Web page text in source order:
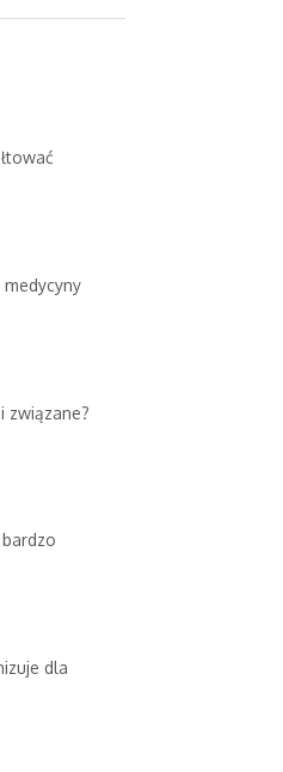
związane?
dla